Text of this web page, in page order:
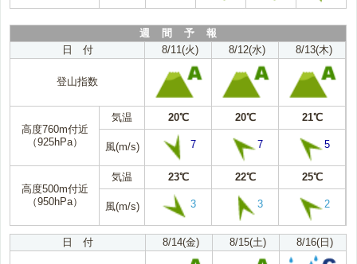
週 間 予 報
日 付
8/11(火) 8/12(水) 8/13(木)
登山指数
高度760m付近
（925hPa）
気温 20℃ 20℃ 21℃
風(m/s) 7 7 5
高度500m付近
（950hPa）
気温 23℃ 22℃ 25℃
風(m/s) 3 3 2
日 付 8/14(金) 8/15(土) 8/16(日)